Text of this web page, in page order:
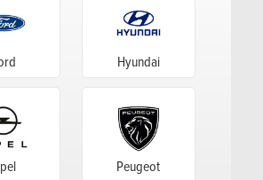
Hyundai
Peugeot